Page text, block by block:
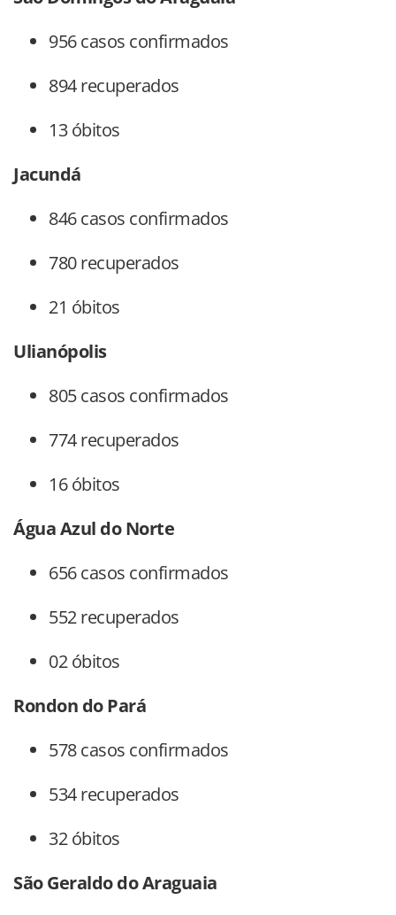
956 casos confirmados
894 recuperados
13 óbitos
Jacundá
846 casos confirmados
780 recuperados
21 óbitos
Ulianópolis
805 casos confirmados
774 recuperados
16 óbitos
Água Azul do Norte
656 casos confirmados
552 recuperados
02 óbitos
Rondon do Pará
578 casos confirmados
534 recuperados
32 óbitos
São Geraldo do Araguaia